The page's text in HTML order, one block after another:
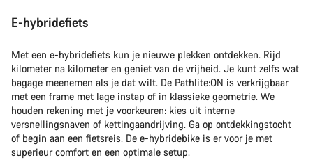
E-hybridefiets
Met een e-hybridefiets kun je nieuwe plekken ontdekken. Rijd
kilometer na kilometer en geniet van de vrijheid. Je kunt zelfs wat
bagage meenemen als je dat wilt. De Pathlite:ON is verkrijgbaar
met een frame met lage instap of in klassieke geometrie. We
houden rekening met je voorkeuren: kies uit interne
versnellingsnaven of kettingaandrijving. Ga op ontdekkingstocht
of begin aan een fietsreis. De e-hybridebike is er voor je met
superieur comfort en een optimale setup.